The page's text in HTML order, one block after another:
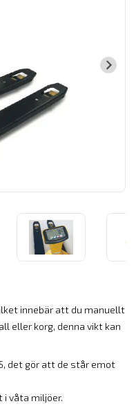
innebär att du manuellt
eller korg, denna vikt kan
det gör att de står emot
i våta miljöer.